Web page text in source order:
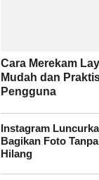
Cara Merekam
Mudah dan
Pengguna
Instagram
Bagikan Foto
Hilang